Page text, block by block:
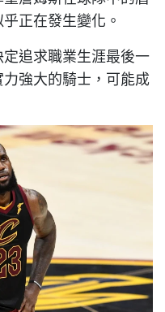
正在發生變化。
追求職業生涯最後一
強大的騎士，可能成